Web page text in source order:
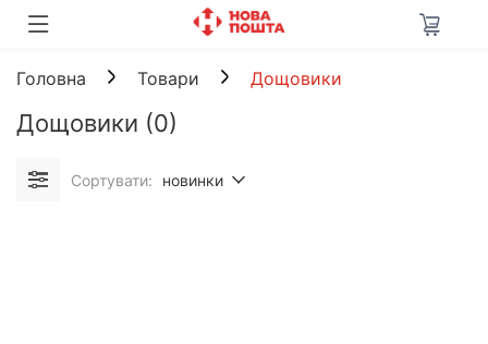
Головна Товари Дощовики
Дощовики (0)
Сортувати: новинки